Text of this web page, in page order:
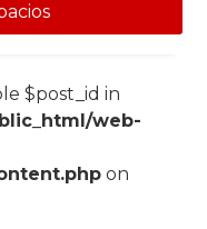
$post_id in
web-
on